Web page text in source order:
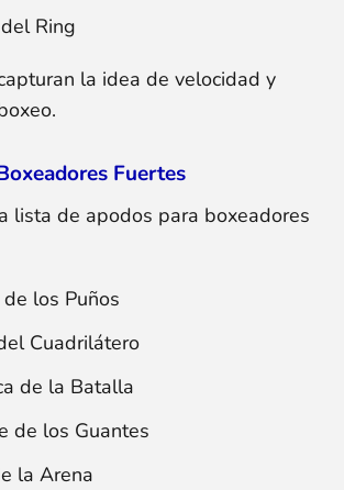
Ring
la idea de velocidad y
Fuertes
lista de apodos para boxeadores
los Puños
Cuadrilátero
de la Batalla
de los Guantes
la Arena